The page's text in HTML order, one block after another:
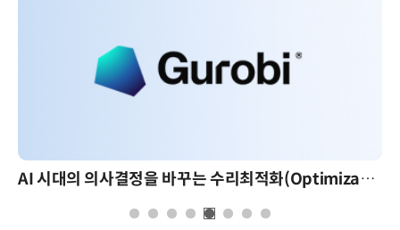
AI 시대의 의사결정을 바꾸는 수리최적화(Optimization): 실제 산업 적용 사례와 활용 전략